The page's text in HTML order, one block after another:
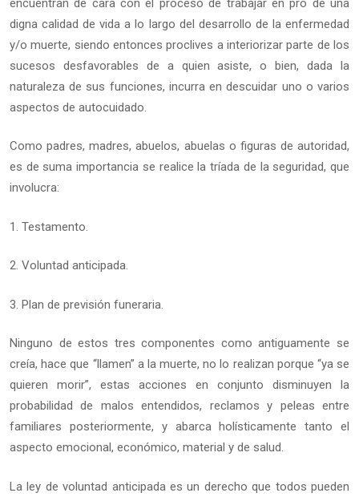
digna calidad de vida a lo largo del desarrollo de la enfermedad
y/o muerte, siendo entonces proclives a interiorizar parte de los
sucesos desfavorables de a quien asiste, o bien, dada la
naturaleza de sus funciones, incurra en descuidar uno o varios
aspectos de autocuidado.
Como padres, madres, abuelos, abuelas o figuras de autoridad,
es de suma importancia se realice la tríada de la seguridad, que
involucra:
1. Testamento.
2. Voluntad anticipada.
3. Plan de previsión funeraria.
Ninguno de estos tres componentes como antiguamente se
creía, hace que “llamen” a la muerte, no lo realizan porque “ya se
quieren morir”, estas acciones en conjunto disminuyen la
probabilidad de malos entendidos, reclamos y peleas entre
familiares posteriormente, y abarca holísticamente tanto el
aspecto emocional, económico, material y de salud.
La ley de voluntad anticipada es un derecho que todos pueden